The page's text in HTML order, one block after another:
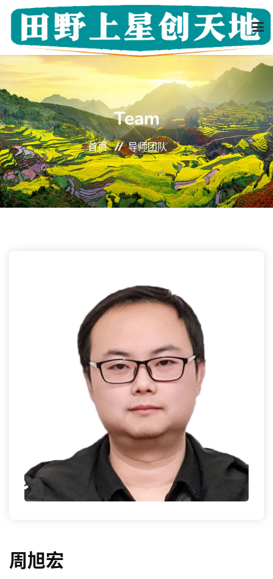
首页
关于我们
创客风采
导师团队
Team
首页 导师团队
周旭宏